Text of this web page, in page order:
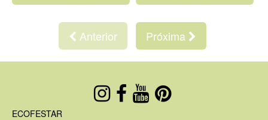
Anterior Próxima
ECOFESTAR